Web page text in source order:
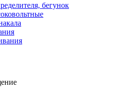
бегунок